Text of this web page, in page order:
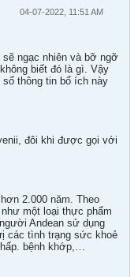
04-07-2022, 11:51 AM
sẽ ngạc nhiên và bỡ ngỡ
biết đó là gì. Vậy
số thông tin bổ ích này
đôi khi được gọi với
2.000 năm. Theo
một loại thực phẩm
Andean sử dụng
các tình trạng sức khoẻ
bệnh khớp,…